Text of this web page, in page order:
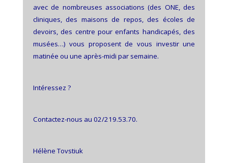
avec de nombreuses associations (des ONE, des
cliniques, des maisons de repos, des écoles de
devoirs, des centre pour enfants handicapés, des
musées…) vous proposent de vous investir une
matinée ou une après-midi par semaine.
Intéressez ?
Contactez-nous au 02/219.53.70.
Hélène Tovstiuk